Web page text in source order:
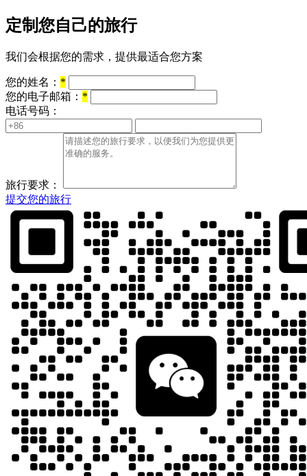
定制您自己的旅行
我们会根据您的需求，提供最适合您方案
您的姓名： *
您的电子邮箱： *
电话号码：
旅行要求：
提交您的旅行